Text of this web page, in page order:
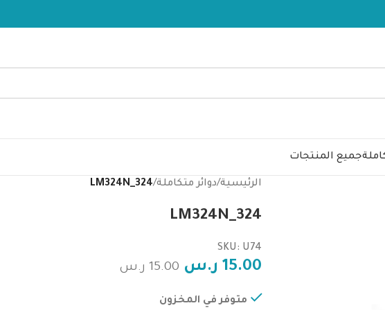
جميع المنتجات
الرئيسية/دوائر متكاملة/
LM324N_324
LM324N_324
SKU: U74
15.00 ر.س 15.00 ر.س
متوفر في المخزون